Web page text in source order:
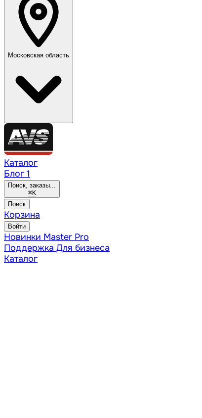
Московская область
Каталог
Блог 1
Поиск, заказы...
⌘K
Поиск
Корзина
Войти
Новинки Master Pro
Поддержка Для бизнеса
Каталог